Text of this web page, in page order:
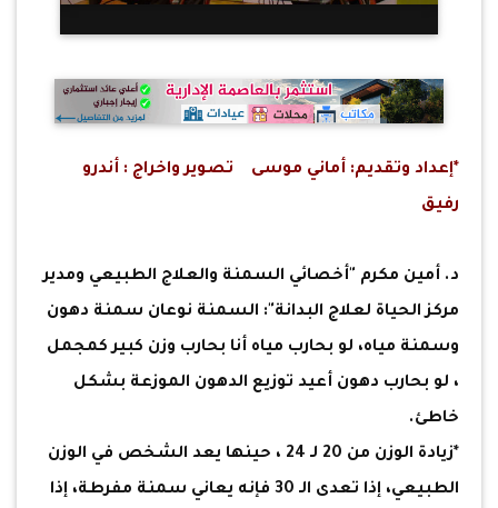
*إعداد وتقديم: أماني موسى تصوير واخراج : أندرو
رفيق
د. أمين مكرم "أخصائي السمنة والعلاج الطبيعي ومدير
مركز الحياة لعلاج البدانة": السمنة نوعان سمنة دهون
وسمنة مياه، لو بحارب مياه أنا بحارب وزن كبير كمجمل
، لو بحارب دهون أعيد توزيع الدهون الموزعة بشكل
خاطئ.
*زيادة الوزن من 20 لـ 24 ، حينها يعد الشخص في الوزن
الطبيعي، إذا تعدى الـ 30 فإنه يعاني سمنة مفرطة، إذا